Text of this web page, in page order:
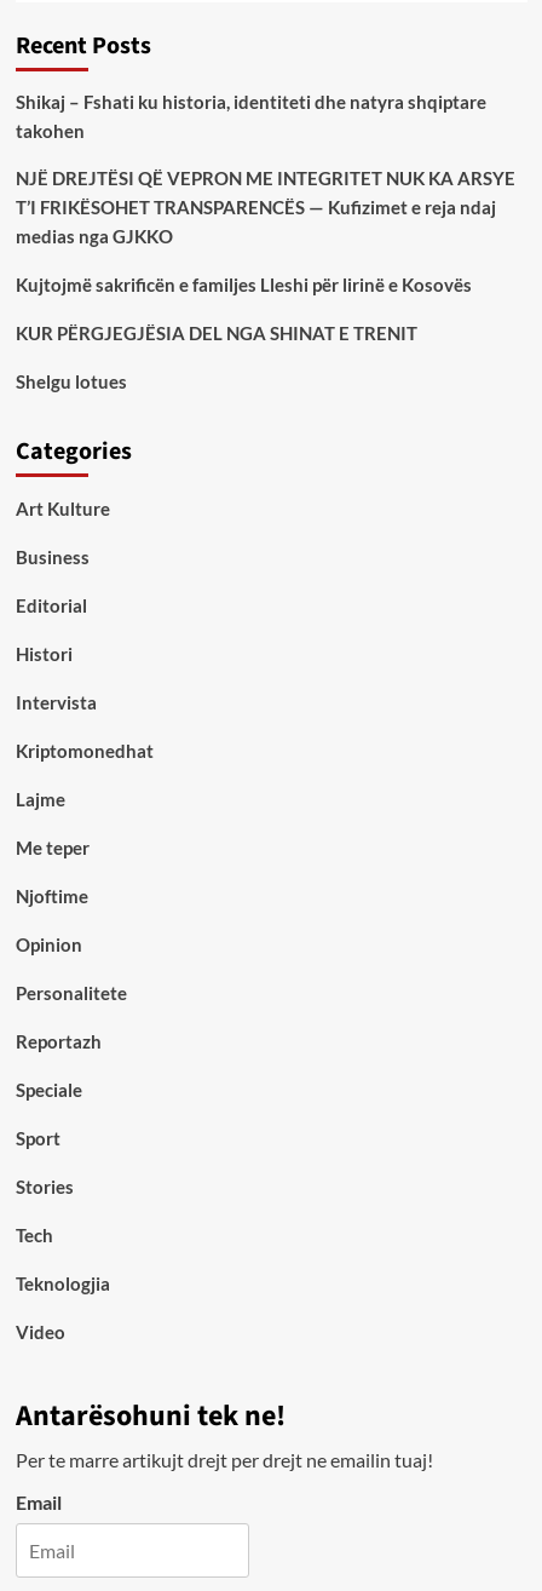
Recent Posts
Shikaj – Fshati ku historia, identiteti dhe natyra shqiptare
takohen
NJË DREJTËSI QË VEPRON ME INTEGRITET NUK KA ARSYE
T’I FRIKËSOHET TRANSPARENCËS — Kufizimet e reja ndaj
medias nga GJKKO
Kujtojmë sakrificën e familjes Lleshi për lirinë e Kosovës
KUR PËRGJEGJËSIA DEL NGA SHINAT E TRENIT
Shelgu lotues
Categories
Art Kulture
Business
Editorial
Histori
Intervista
Kriptomonedhat
Lajme
Me teper
Njoftime
Opinion
Personalitete
Reportazh
Speciale
Sport
Stories
Tech
Teknologjia
Video
Antarësohuni tek ne!
Per te marre artikujt drejt per drejt ne emailin tuaj!
Email